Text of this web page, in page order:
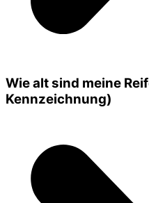
Wie alt sind meine
Kennzeichnung)